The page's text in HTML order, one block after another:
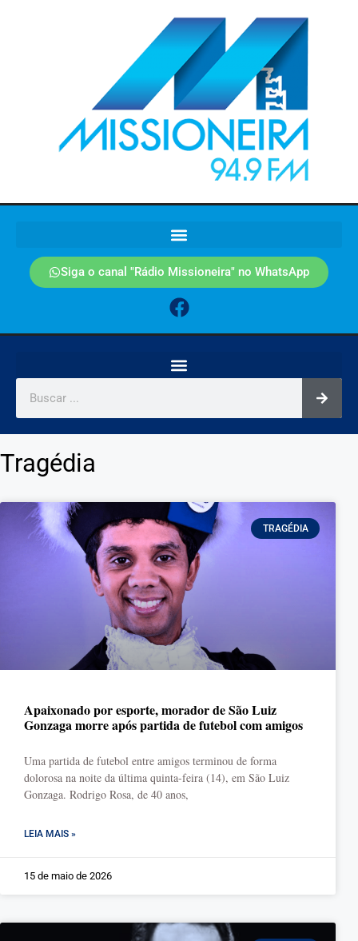
Siga o canal "Rádio Missioneira" no WhatsApp
Tragédia
TRAGÉDIA
Apaixonado por esporte, morador de São Luiz
Gonzaga morre após partida de futebol com amigos
Uma partida de futebol entre amigos terminou de forma
dolorosa na noite da última quinta-feira (14), em São Luiz
Gonzaga. Rodrigo Rosa, de 40 anos,
LEIA MAIS »
15 de maio de 2026